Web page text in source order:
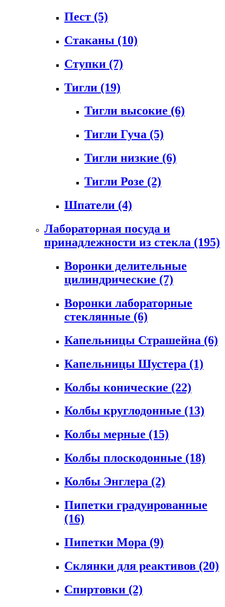
Пест (5)
Стаканы (10)
Ступки (7)
Тигли (19)
Тигли высокие (6)
Тигли Гуча (5)
Тигли низкие (6)
Тигли Розе (2)
Шпатели (4)
Лабораторная посуда и
принадлежности из стекла (195)
Воронки делительные
цилиндрические (7)
Воронки лабораторные
стеклянные (6)
Капельницы Страшейна (6)
Капельницы Шустера (1)
Колбы конические (22)
Колбы круглодонные (13)
Колбы мерные (15)
Колбы плоскодонные (18)
Колбы Энглера (2)
Пипетки градуированные
(16)
Пипетки Мора (9)
Склянки для реактивов (20)
Спиртовки (2)